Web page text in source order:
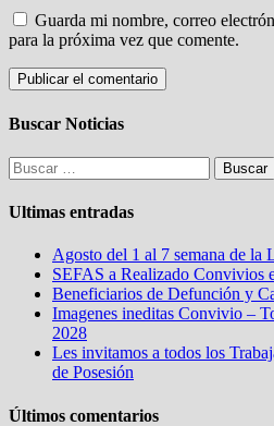
Guarda mi nombre, correo
para la próxima vez que comente.
Buscar Noticias
Buscar:
Ultimas entradas
Agosto del 1 al 7 semana de la
SEFAS a Realizado Convivios
Beneficiarios de Defunción y
Imagenes ineditas Convivio –
2028
Les invitamos a todos los
de Posesión
Últimos comentarios